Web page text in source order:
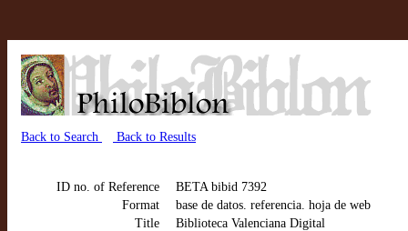
Back to Search Back to Results
ID no. of Reference
BETA bibid 7392
Format
base de datos. referencia. hoja de web
Title
Biblioteca Valenciana Digital